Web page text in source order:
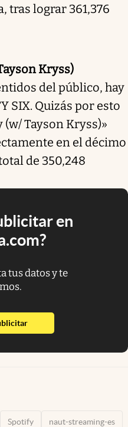
tras lograr 361,376
Kryss)
del público, hay
SIX. Quizás por esto
(w/ Tayson Kryss)»
en el décimo
de 350,248
en
tus datos y te
abre en nueva pestaña
Spotify naut-streaming-es